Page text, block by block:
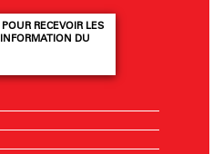
RECEVOIR LES
DU